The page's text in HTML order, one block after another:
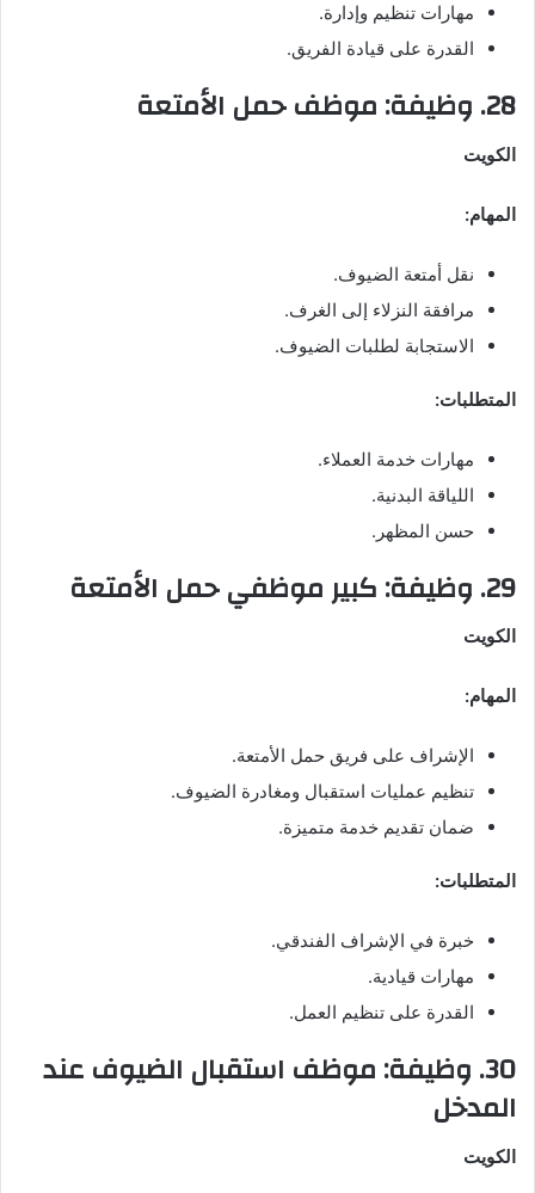
مهارات تنظيم وإدارة.
القدرة على قيادة الفريق.
28. وظيفة: موظف حمل الأمتعة
الكويت
المهام:
نقل أمتعة الضيوف.
مرافقة النزلاء إلى الغرف.
الاستجابة لطلبات الضيوف.
المتطلبات:
مهارات خدمة العملاء.
اللياقة البدنية.
حسن المظهر.
29. وظيفة: كبير موظفي حمل الأمتعة
الكويت
المهام:
الإشراف على فريق حمل الأمتعة.
تنظيم عمليات استقبال ومغادرة الضيوف.
ضمان تقديم خدمة متميزة.
المتطلبات:
خبرة في الإشراف الفندقي.
مهارات قيادية.
القدرة على تنظيم العمل.
30. وظيفة: موظف استقبال الضيوف عند
المدخل
الكويت